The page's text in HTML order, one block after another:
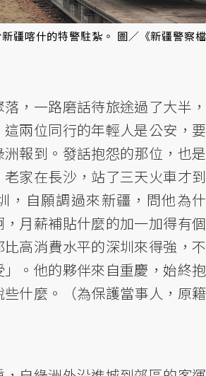
疆喀什的特警駐紮。 圖／《新疆警察檔
，一路磨話待旅途過了大半，
兩位同行的年輕人是公安，要
報到。發話抱怨的那位，也是
家在長沙，站了三天火車才到
，自願調過來新疆，問他為什
月薪補貼什麼的加一加得有個
高消費水平的深圳來得強，不
。他的夥伴來自重慶，始終抱
什麼。（為保護當事人，原籍